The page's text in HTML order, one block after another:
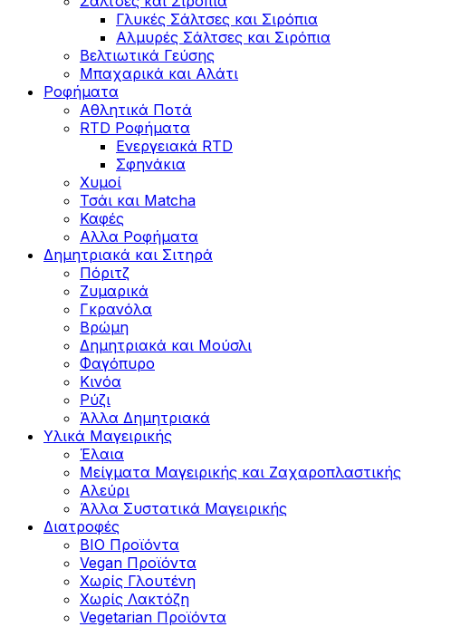
Γλυκές Σάλτσες και Σιρόπια
Αλμυρές Σάλτσες και Σιρόπια
Bελτιωτικά Γεύσης
Μπαχαρικά και Αλάτι
Ροφήματα
Αθλητικά Ποτά
RTD Ροφήματα
Ενεργειακά RTD
Σφηνάκια
Χυμοί
Τσάι και Matcha
Καφές
Αλλα Ροφήματα
Δημητριακά και Σιτηρά
Πόριτζ
Ζυμαρικά
Γκρανόλα
Βρώμη
Δημητριακά και Μούσλι
Φαγόπυρο
Κινόα
Ρύζι
Άλλα Δημητριακά
Υλικά Μαγειρικής
Έλαια
Μείγματα Μαγειρικής και Ζαχαροπλαστικής
Αλεύρι
Άλλα Συστατικά Μαγειρικής
Διατροφές
BIO Προϊόντα
Vegan Προϊόντα
Χωρίς Γλουτένη
Χωρίς Λακτόζη
Vegetarian Προϊόντα